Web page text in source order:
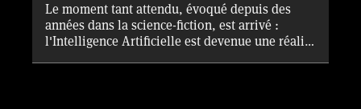
Le moment tant attendu, évoqué depuis des
années dans la science-fiction, est arrivé :
l'Intelligence Artificielle est devenue une réalité